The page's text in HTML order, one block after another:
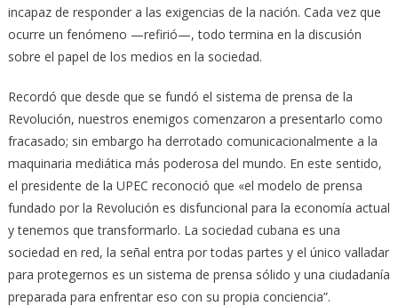
incapaz de responder a las exigencias de la nación. Cada vez que
ocurre un fenómeno —refirió—, todo termina en la discusión
sobre el papel de los medios en la sociedad.
Recordó que desde que se fundó el sistema de prensa de la
Revolución, nuestros enemigos comenzaron a presentarlo como
fracasado; sin embargo ha derrotado comunicacionalmente a la
maquinaria mediática más poderosa del mundo. En este sentido,
el presidente de la UPEC reconoció que «el modelo de prensa
fundado por la Revolución es disfuncional para la economía actual
y tenemos que transformarlo. La sociedad cubana es una
sociedad en red, la señal entra por todas partes y el único valladar
para protegernos es un sistema de prensa sólido y una ciudadanía
preparada para enfrentar eso con su propia conciencia”.